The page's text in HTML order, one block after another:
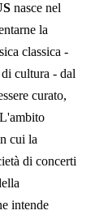
nasce nel
la
classica -
cultura - dal
curato,
cui la
di concerti
intende